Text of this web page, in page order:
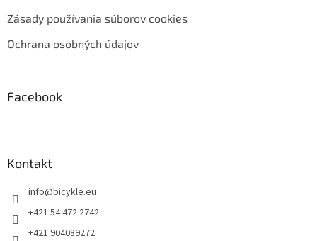
Zásady používania súborov cookies
Ochrana osobných údajov
Facebook
Kontakt
info@bicykle.eu
+421 54 472 2742
+421 904089272